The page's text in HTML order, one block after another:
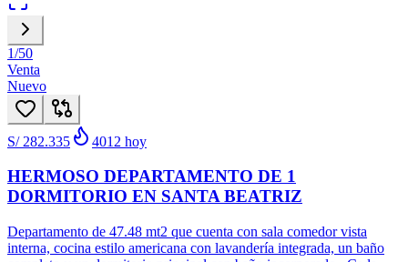
1/50
Venta
Nuevo
S/ 282.335 4012 hoy
HERMOSO DEPARTAMENTO DE 1
DORMITORIO EN SANTA BEATRIZ
Departamento de 47.48 mt2 que cuenta con sala comedor vista
interna, cocina estilo americana con lavandería integrada, un baño